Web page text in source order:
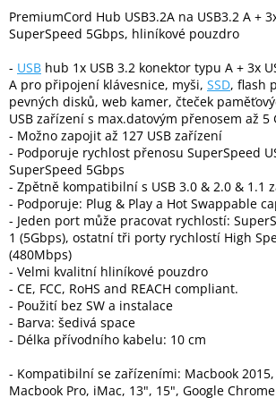
Elektronika
Domácnost
%
Black
Friday
VÝPRODEJ
Akční
zboží
TONERY
A
CARTRIDGE
OEM
Sestavy
PremiumCord Hub USB3.2A na USB3.2 A +
SuperSpeed 5Gbps, hliníkové pouzdro
- USB hub 1x USB 3.2 konektor typu A + 3x
A pro připojení klávesnice, myši, SSD, flash
pevných disků, web kamer, čteček
USB zařízení s max.datovým přenosem až 5
- Možno zapojit až 127 USB zařízení
- Podporuje rychlost přenosu SuperSpeed
SuperSpeed 5Gbps
- Zpětně kompatibilní s USB 3.0 & 2.0 & 1.1
- Podporuje: Plug & Play a Hot Swappable
- Jeden port může pracovat rychlostí:
1 (5Gbps), ostatní tři porty rychlostí High
(480Mbps)
- Velmi kvalitní hliníkové pouzdro
- CE, FCC, RoHS and REACH compliant.
- Použití bez SW a instalace
- Barva: šedivá space
- Délka přívodního kabelu: 10 cm
- Kompatibilní se zařízeními: Macbook 2015,
Macbook Pro, iMac, 13", 15", Google